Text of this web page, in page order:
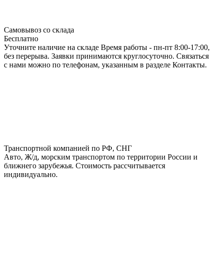
Самовывоз со склада
Бесплатно
Уточните наличие на складе Время работы - пн-пт 8:00-17:00,
без перерыва. Заявки принимаются круглосуточно. Связаться
с нами можно по телефонам, указанным в разделе Контакты.
Транспортной компанией по РФ, СНГ
Авто, Ж/д, морским транспортом по территории России и
ближнего зарубежья. Стоимость рассчитывается
индивидуально.